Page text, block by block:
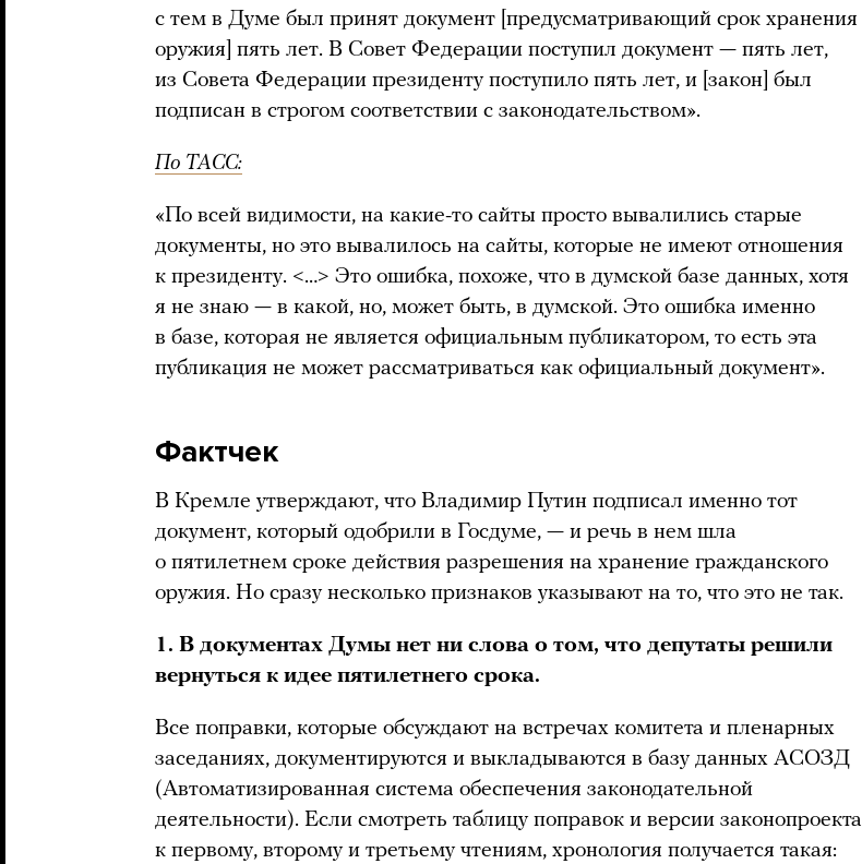
с тем в Думе был принят документ [предусматривающий срок хранения
оружия] пять лет. В Совет Федерации поступил документ — пять лет,
из Совета Федерации президенту поступило пять лет, и [закон] был
подписан в строгом соответствии с законодательством».
По ТАСС:
«По всей видимости, на какие-то сайты просто вывалились старые
документы, но это вывалилось на сайты, которые не имеют отношения
к президенту. <…> Это ошибка, похоже, что в думской базе данных, хотя
я не знаю — в какой, но, может быть, в думской. Это ошибка именно
в базе, которая не является официальным публикатором, то есть эта
публикация не может рассматриваться как официальный документ».
Фактчек
В Кремле утверждают, что Владимир Путин подписал именно тот
документ, который одобрили в Госдуме, — и речь в нем шла
о пятилетнем сроке действия разрешения на хранение гражданского
оружия. Но сразу несколько признаков указывают на то, что это не так.
1. В документах Думы нет ни слова о том, что депутаты решили
вернуться к идее пятилетнего срока.
Все поправки, которые обсуждают на встречах комитета и пленарных
заседаниях, документируются и выкладываются в базу данных АСОЗД
(Автоматизированная система обеспечения законодательной
деятельности). Если смотреть таблицу поправок и версии законопроекта
к первому, второму и третьему чтениям, хронология получается такая: